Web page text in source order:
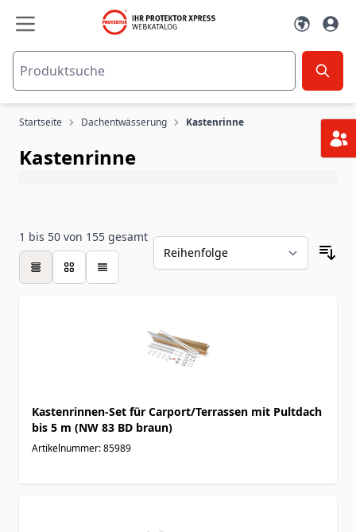
Zum Inhalt springen
Startseite Dachentwässerung Kastenrinne
Kastenrinne
1 bis 50 von 155 gesamt
Tabelle
Kastenrinnen-Set für Carport/Terrassen mit Pultdach
bis 5 m (NW 83 BD braun)
Artikelnummer: 85989